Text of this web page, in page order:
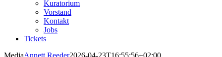
Kuratorium
Vorstand
Kontakt
Jobs
Tickets
MediaAnnett Reeder2026-04-23T16:55:56+02:00